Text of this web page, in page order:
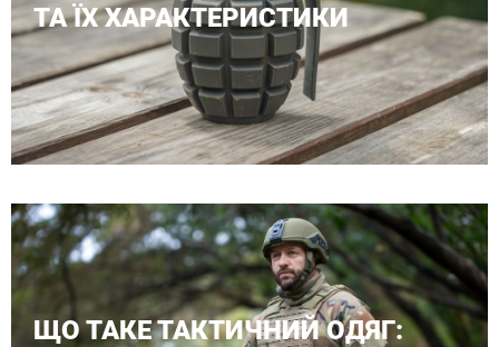
ТА ЇХ ХАРАКТЕРИСТИКИ
ЩО ТАКЕ ТАКТИЧНИЙ ОДЯГ: